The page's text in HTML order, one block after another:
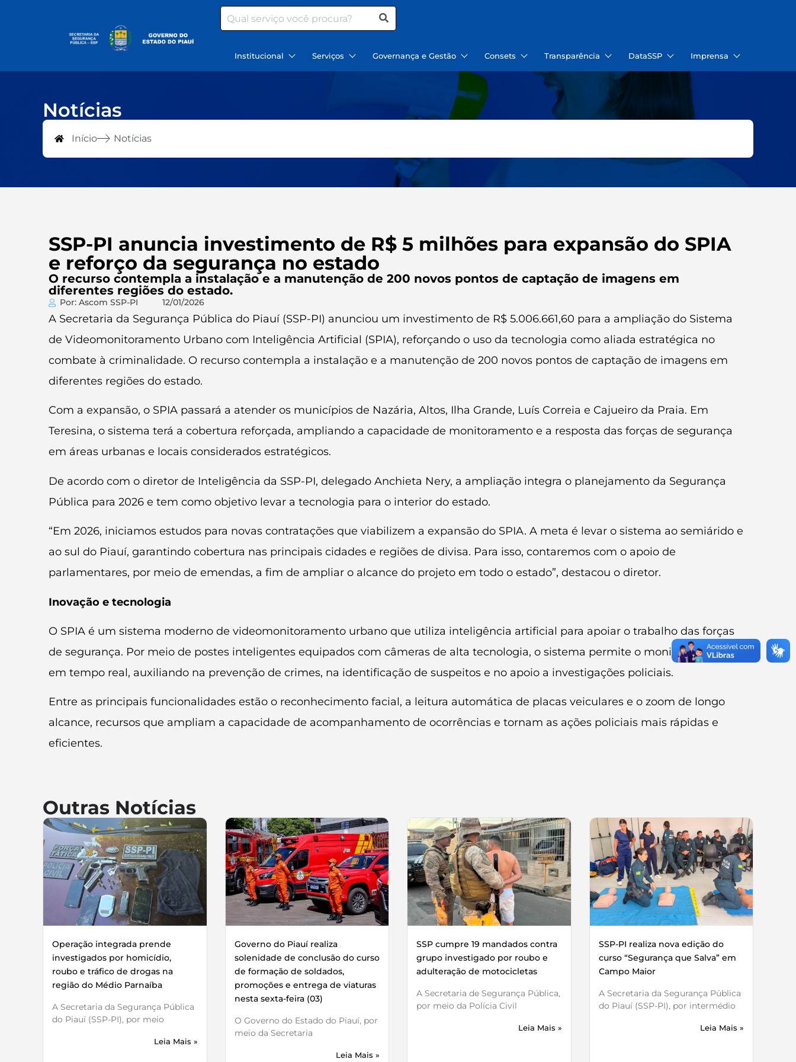
Search
Institucional Serviços Governança e Gestão Consets Transparência DataSSP Imprensa
Notícias
Início Notícias
SSP-PI anuncia investimento de R$ 5 milhões para expansão do SPIA
e reforço da segurança no estado
O recurso contempla a instalação e a manutenção de 200 novos pontos de captação de imagens em
diferentes regiões do estado.
Por: Ascom SSP-PI 12/01/2026
A Secretaria da Segurança Pública do Piauí (SSP-PI) anunciou um investimento de R$ 5.006.661,60 para a ampliação do Sistema
de Videomonitoramento Urbano com Inteligência Artificial (SPIA), reforçando o uso da tecnologia como aliada estratégica no
combate à criminalidade. O recurso contempla a instalação e a manutenção de 200 novos pontos de captação de imagens em
diferentes regiões do estado.
Com a expansão, o SPIA passará a atender os municípios de Nazária, Altos, Ilha Grande, Luís Correia e Cajueiro da Praia. Em
Teresina, o sistema terá a cobertura reforçada, ampliando a capacidade de monitoramento e a resposta das forças de segurança
em áreas urbanas e locais considerados estratégicos.
De acordo com o diretor de Inteligência da SSP-PI, delegado Anchieta Nery, a ampliação integra o planejamento da Segurança
Pública para 2026 e tem como objetivo levar a tecnologia para o interior do estado.
“Em 2026, iniciamos estudos para novas contratações que viabilizem a expansão do SPIA. A meta é levar o sistema ao semiárido e
ao sul do Piauí, garantindo cobertura nas principais cidades e regiões de divisa. Para isso, contaremos com o apoio de
parlamentares, por meio de emendas, a fim de ampliar o alcance do projeto em todo o estado”, destacou o diretor.
Inovação e tecnologia
O SPIA é um sistema moderno de videomonitoramento urbano que utiliza inteligência artificial para apoiar o trabalho das forças
de segurança. Por meio de postes inteligentes equipados com câmeras de alta tecnologia, o sistema permite o monitoramento
em tempo real, auxiliando na prevenção de crimes, na identificação de suspeitos e no apoio a investigações policiais.
Entre as principais funcionalidades estão o reconhecimento facial, a leitura automática de placas veiculares e o zoom de longo
alcance, recursos que ampliam a capacidade de acompanhamento de ocorrências e tornam as ações policiais mais rápidas e
eficientes.
Outras Notícias
Operação integrada prende
investigados por homicídio,
roubo e tráfico de drogas na
região do Médio Parnaíba
A Secretaria da Segurança Pública
do Piauí (SSP-PI), por meio
Leia Mais »
Governo do Piauí realiza
solenidade de conclusão do curso
de formação de soldados,
promoções e entrega de viaturas
nesta sexta-feira (03)
O Governo do Estado do Piauí, por
meio da Secretaria
Leia Mais »
SSP cumpre 19 mandados contra
grupo investigado por roubo e
adulteração de motocicletas
A Secretaria de Segurança Pública,
por meio da Polícia Civil
Leia Mais »
SSP-PI realiza nova edição do
curso “Segurança que Salva” em
Campo Maior
A Secretaria da Segurança Pública
do Piauí (SSP-PI), por intermédio
Leia Mais »